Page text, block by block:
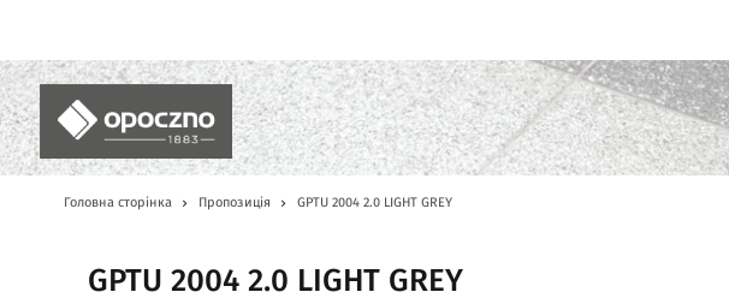
Головна сторінка Пропозиція GPTU 2004 2.0 LIGHT GREY
GPTU 2004 2.0 LIGHT GREY